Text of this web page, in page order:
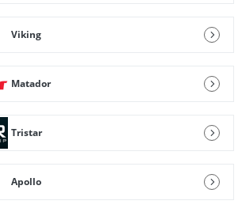
Viking
Matador
Tristar
Apollo